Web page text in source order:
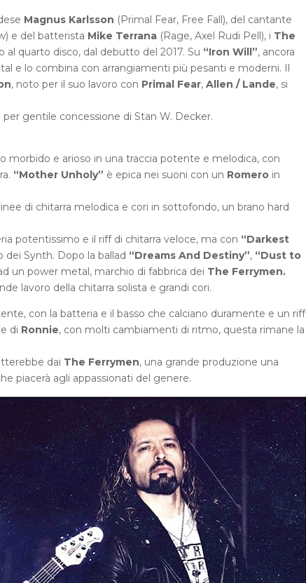
Magnus Karlsson (Primal Fear, Free Fall), del cantante
e del batterista Mike Terrana(Rage, Axel Rudi Pell), i The
quarto disco, dal debutto del 2017. Su “Iron Will”, ancora
e lo combina con arrangiamenti più pesanti e moderni. Il
, noto per il suo lavoro con Primal Fear,Allen / Lande, si
gentile concessione di Stan W. Decker.
morbido e arioso in una traccia potente e melodica, con
“Mother Unholy” è epica nei suoni con un Romeroin
di chitarra melodica e cori in sottofondo, un brano hard
potentissimo e il riff di chitarra veloce, ma con “Darkest
dei Synth. Dopo la ballad “Dreams And Destiny”, “Dust to
un power metal, marchio di fabbrica dei The Ferrymen.
lavoro della chitarra solista e grandi cori.
con la batteria e il basso che calciano duramente e un riff
di Ronnie, con molti cambiamenti di ritmo, questa rimane la
dai The Ferrymen, una grande produzione una
piacerà agli appassionati del genere.